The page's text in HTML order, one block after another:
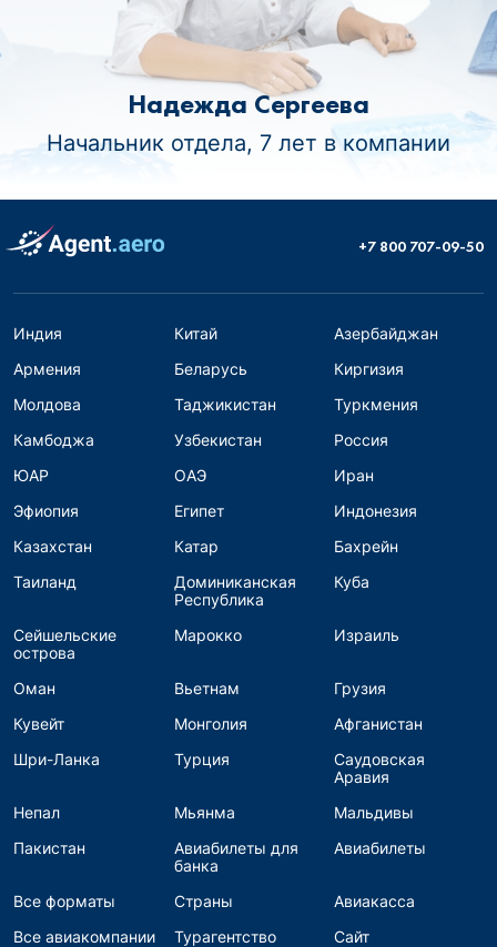
Надежда Сергеева
Начальник отдела, 7 лет в компании
+7 800 707-09-50
Индия Китай
Азербайджан
Армения
Беларусь
Киргизия
Молдова
Таджикистан
Туркмения
Камбоджа
Узбекистан
Россия
ЮАР
ОАЭ
Иран
Эфиопия
Египет
Индонезия
Казахстан
Катар
Бахрейн
Таиланд
Доминиканская
Республика
Куба
Сейшельские
острова
Марокко Израиль
Оман Вьетнам
Грузия
Кувейт
Монголия
Афганистан
Шри-Ланка
Турция
Саудовская
Аравия
Непал
Мьянма
Мальдивы
Пакистан
Авиабилеты для
банка
Авиабилеты
Все форматы Страны
Авиакасса
Все авиакомпании
Турагентство
Сайт